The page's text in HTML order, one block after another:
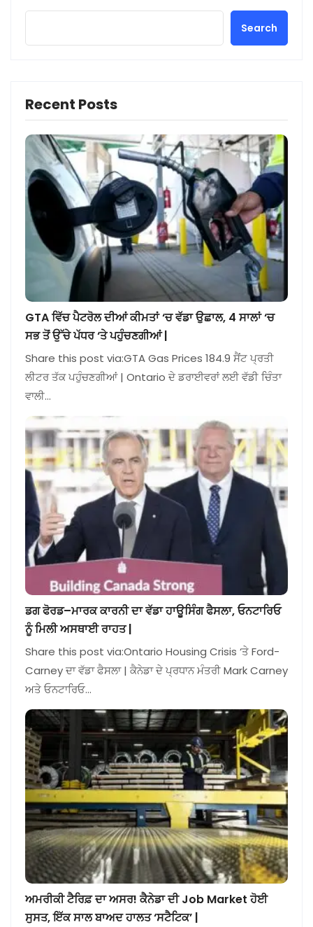
Search
Recent Posts
GTA ਵਿੱਚ ਪੈਟਰੋਲ ਦੀਆਂ ਕੀਮਤਾਂ ‘ਚ ਵੱਡਾ ਉਛਾਲ, 4 ਸਾਲਾਂ ‘ਚ
ਸਭ ਤੋਂ ਉੱਚੇ ਪੱਧਰ ‘ਤੇ ਪਹੁੰਚਣਗੀਆਂ |
Share this post via:GTA Gas Prices 184.9 ਸੈਂਟ ਪ੍ਰਤੀ
ਲੀਟਰ ਤੱਕ ਪਹੁੰਚਣਗੀਆਂ | Ontario ਦੇ ਡਰਾਈਵਰਾਂ ਲਈ ਵੱਡੀ ਚਿੰਤਾ
ਵਾਲੀ…
ਡਗ ਫੋਰਡ–ਮਾਰਕ ਕਾਰਨੀ ਦਾ ਵੱਡਾ ਹਾਊਸਿੰਗ ਫੈਸਲਾ, ਓਨਟਾਰਿਓ
ਨੂੰ ਮਿਲੀ ਅਸਥਾਈ ਰਾਹਤ |
Share this post via:Ontario Housing Crisis ‘ਤੇ Ford-
Carney ਦਾ ਵੱਡਾ ਫੈਸਲਾ | ਕੈਨੇਡਾ ਦੇ ਪ੍ਰਧਾਨ ਮੰਤਰੀ Mark Carney
ਅਤੇ ਓਨਟਾਰਿਓ…
ਅਮਰੀਕੀ ਟੈਰਿਫ਼ ਦਾ ਅਸਰ! ਕੈਨੇਡਾ ਦੀ Job Market ਹੋਈ
ਸੁਸਤ, ਇੱਕ ਸਾਲ ਬਾਅਦ ਹਾਲਤ ‘ਸਟੈਟਿਕ’ |